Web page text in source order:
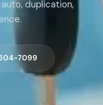
duplication,
7099